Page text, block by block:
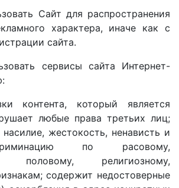
Сайт для распространения
характера, иначе как с
сайта.
сервисы сайта Интернет-
контента, который является
любые права третьих лиц;
насилие, жестокость, ненависть и
по расовому,
половому, религиозному,
содержит недостоверные